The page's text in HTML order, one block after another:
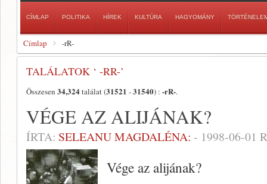
CÍMLAP POLITIKA HÍREK KULTÚRA HAGYOMÁNY
Címlap -rR-
TALÁLATOK ‘ -RR-’
Összesen 34,324találat (31521 -31540) : -rR-.
VÉGE AZ ALIJÁNAK?
ÍRTA: SELEANU MAGDALÉNA: - 1998-06-01
Vége az alijának?